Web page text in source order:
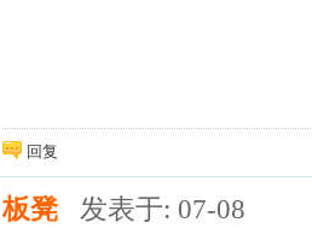
回复
板凳 发表于: 07-08